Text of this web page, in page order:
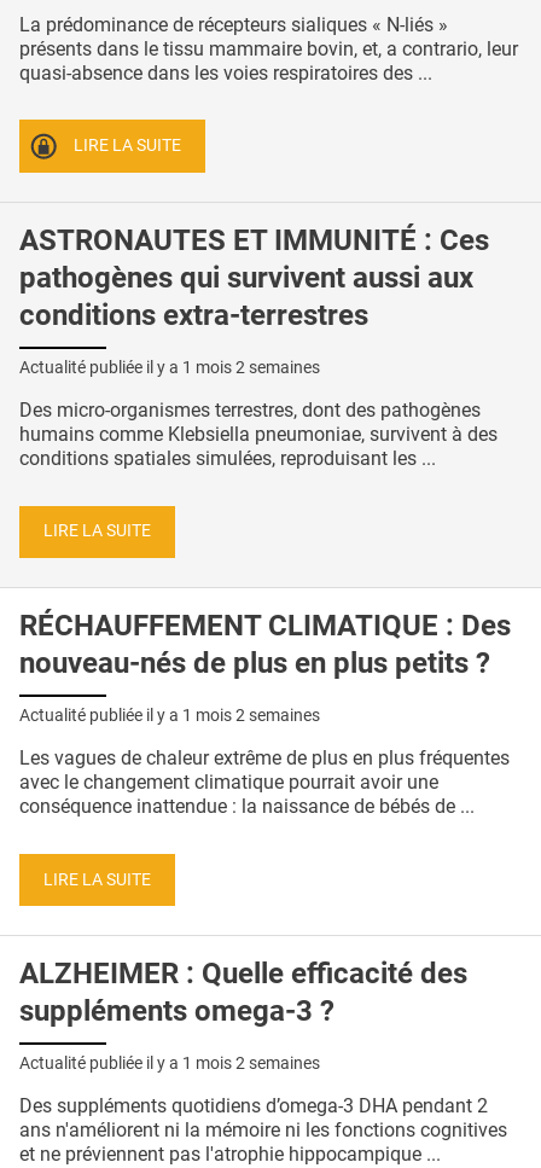
La prédominance de récepteurs sialiques « N-liés »
présents dans le tissu mammaire bovin, et, a contrario, leur
quasi-absence dans les voies respiratoires des ...
LIRE LA SUITE
ASTRONAUTES ET IMMUNITÉ : Ces
pathogènes qui survivent aussi aux
conditions extra-terrestres
Actualité publiée il y a 1 mois 2 semaines
Des micro-organismes terrestres, dont des pathogènes
humains comme Klebsiella pneumoniae, survivent à des
conditions spatiales simulées, reproduisant les ...
LIRE LA SUITE
RÉCHAUFFEMENT CLIMATIQUE : Des
nouveau-nés de plus en plus petits ?
Actualité publiée il y a 1 mois 2 semaines
Les vagues de chaleur extrême de plus en plus fréquentes
avec le changement climatique pourrait avoir une
conséquence inattendue : la naissance de bébés de ...
LIRE LA SUITE
ALZHEIMER : Quelle efficacité des
suppléments omega-3 ?
Actualité publiée il y a 1 mois 2 semaines
Des suppléments quotidiens d’omega-3 DHA pendant 2
ans n'améliorent ni la mémoire ni les fonctions cognitives
et ne préviennent pas l'atrophie hippocampique ...